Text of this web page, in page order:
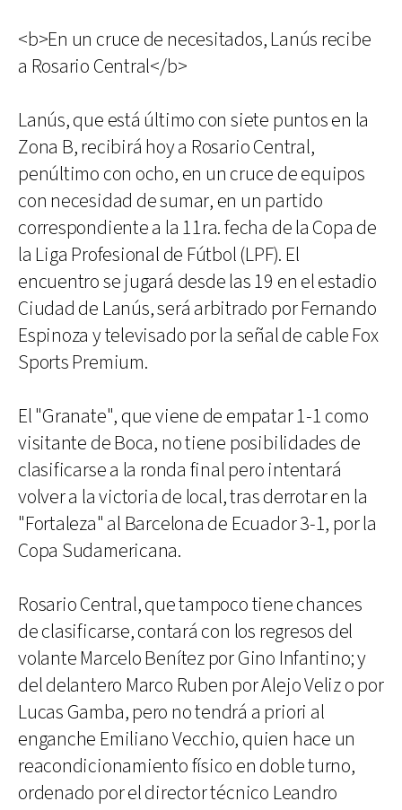
<b>En un cruce de necesitados, Lanús recibe
a Rosario Central</b>
Lanús, que está último con siete puntos en la
Zona B, recibirá hoy a Rosario Central,
penúltimo con ocho, en un cruce de equipos
con necesidad de sumar, en un partido
correspondiente a la 11ra. fecha de la Copa de
la Liga Profesional de Fútbol (LPF). El
encuentro se jugará desde las 19 en el estadio
Ciudad de Lanús, será arbitrado por Fernando
Espinoza y televisado por la señal de cable Fox
Sports Premium.
El "Granate", que viene de empatar 1-1 como
visitante de Boca, no tiene posibilidades de
clasificarse a la ronda final pero intentará
volver a la victoria de local, tras derrotar en la
"Fortaleza" al Barcelona de Ecuador 3-1, por la
Copa Sudamericana.
Rosario Central, que tampoco tiene chances
de clasificarse, contará con los regresos del
volante Marcelo Benítez por Gino Infantino; y
del delantero Marco Ruben por Alejo Veliz o por
Lucas Gamba, pero no tendrá a priori al
enganche Emiliano Vecchio, quien hace un
reacondicionamiento físico en doble turno,
ordenado por el director técnico Leandro